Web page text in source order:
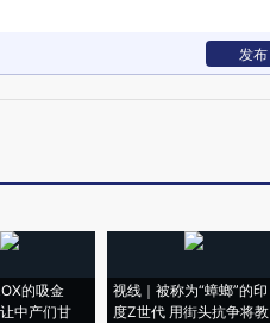
发布
的吸金
中产们甘
视线｜被称为“蟑螂”的印
度Z世代 用街头抗争将教